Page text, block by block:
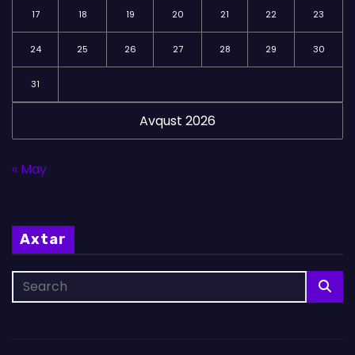
Avqust 2026
17 18 19 20 21 22 23
24 25 26 27 28 29 30
31
« May
Axtar